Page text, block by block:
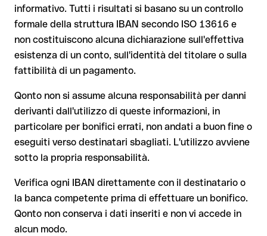
Dal 9 ottobre 2025, prima della conferma del pagamento, la
tua banca verifica la corrispondenza tra l'IBAN e il nome del
beneficiarioe te lo comunica. Questo controllo non blocca il
pagamento, la decisione finale resta tua, e non si applica ai
Consiglio
: chiedi al destinatario di confermare l'IBAN per
importi elevati. L'esistenza di un conto può essere verificata
esclusivamente da Banrural S.a. stessa o tramite un bonifico
Il tuo istituto avvia su richiesta una procedura di richiamo
Il rimborso non è però garantito, soprattutto se il
destinatario ha già prelevato il denaro
Per i bonifici internazionali fuori dall'area SEPA, il recupero è
molto più complesso e comporta commissioni aggiuntive
bonifici SEPA in euro, prima della conferma del pagamento la
tua banca verifica la corrispondenza tra l'IBAN e il nome del
beneficiario. Se i dati non coincidono, ricevi un avviso che ti
consente di individuare l'errore prima di procedere. Questo
controllo non blocca il pagamento, la decisione finale resta
Consiglio: verifica ogni IBAN prima di un bonifico con il nostro
informativo. Tutti i risultati si basano su un controllo
formale della struttura IBAN secondo ISO 13616 e
non costituiscono alcuna dichiarazione sull'effettiva
esistenza di un conto, sull'identità del titolare o sulla
fattibilità di un pagamento.
Qonto non si assume alcuna responsabilità per danni
derivanti dall'utilizzo di queste informazioni, in
particolare per bonifici errati, non andati a buon fine o
eseguiti verso destinatari sbagliati. L'utilizzo avviene
sotto la propria responsabilità.
Verifica ogni IBAN direttamente con il destinatario o
la banca competente prima di effettuare un bonifico.
Qonto non conserva i dati inseriti e non vi accede in
alcun modo.